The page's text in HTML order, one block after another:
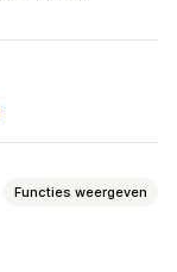
Functies weergeven